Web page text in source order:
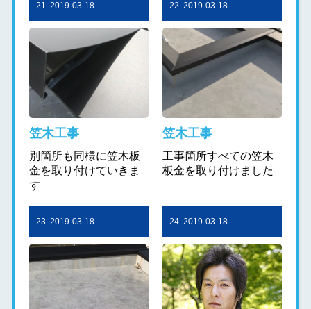
21. 2019-03-18
笠木工事
別箇所も同様に笠木板
金を取り付けていきま
す
22. 2019-03-18
笠木工事
工事箇所すべての笠木
板金を取り付けました
23. 2019-03-18 24. 2019-03-18